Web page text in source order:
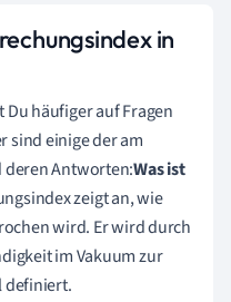
in
häufiger auf Fragen
sind einige der am
deren Antworten:Was ist
zeigt an, wie
wird. Er wird durch
im Vakuum zur
definiert.